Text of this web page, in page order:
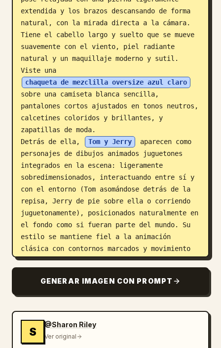
extendida y los brazos descansando de forma
natural, con la mirada directa a la cámara.
Tiene el cabello largo y suelto que se mueve
suavemente con el viento, piel radiante
natural y un maquillaje moderno y sutil.
Viste una
chaqueta de mezclilla oversize azul claro
sobre una camiseta blanca sencilla,
pantalones cortos ajustados en tonos neutros,
calcetines coloridos y brillantes, y
zapatillas de moda.
Detrás de ella,
Tom y Jerry
aparecen como
personajes de dibujos animados juguetones
integrados en la escena: ligeramente
sobredimensionados, interactuando entre sí y
con el entorno (Tom asomándose detrás de la
repisa, Jerry de pie sobre ella o corriendo
juguetonamente), posicionados naturalmente en
el fondo como si fueran parte del mundo. Su
estilo se mantiene fiel a la animación
clásica con contornos marcados y movimiento
expresivo.
dragón de dibujos animados con contornos
gruesos y colores vibrantes en azul neón,
envolviendo sutilmente la composición e
interactuando con la pose de la modelo.
La escena se desarrolla en un entorno urbano
GENERAR IMAGEN CON PROMPT
S
@Sharon Riley
Ver original